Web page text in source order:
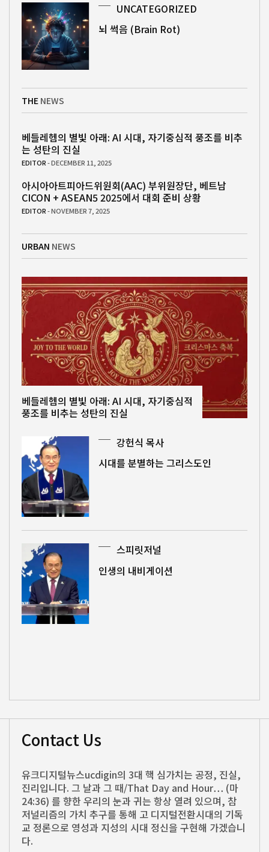
UNCATEGORIZED
뇌 썩음 (Brain Rot)
THE NEWS
베들레헴의 별빛 아래: AI 시대, 자기중심적 풍조를 비추
는 성탄의 진실
EDITOR- DECEMBER 11, 2025
아시아아트피아드위원회(AAC) 부위원장단, 베트남
CICON + ASEAN5 2025에서 대회 준비 상황
EDITOR- NOVEMBER 7, 2025
URBAN NEWS
베들레헴의 별빛 아래: AI 시대, 자기중심적
풍조를 비추는 성탄의 진실
강헌식 목사
시대를 분별하는 그리스도인
스피릿저널
인생의 내비게이션
Contact Us
유크디지털뉴스ucdigin의 3대 핵 심가치는 공정, 진실,
진리입니다. 그 날과 그 때/That Day and Hour… (마
24:36) 를 향한 우리의 눈과 귀는 항상 열려 있으며, 참
저널리즘의 가치 추구를 통해 고 디지털전환시대의 기독
교 정론으로 영성과 지성의 시대 정신을 구현해 가겠습니
다.